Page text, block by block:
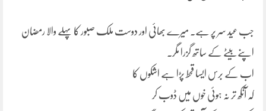
جب عید سر پر ہے۔ میرے بھائی اور دوست ملک صبور کا پہلے والا رمضان
اپنے بیٹے کے ساتھ گزرا مگر۔
اب کے برس ایسا قحط پڑا ہے اشکوں کا
کہ آنکھ تر نہ ہوئی خوں میں ڈوب کر